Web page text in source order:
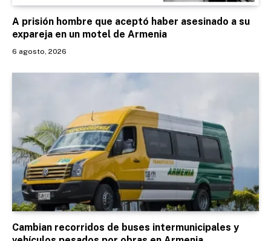
A prisión hombre que aceptó haber asesinado a su
expareja en un motel de Armenia
6 agosto, 2026
Cambian recorridos de buses intermunicipales y